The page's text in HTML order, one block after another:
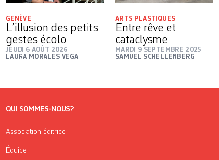
GENÈVE
L’illusion des petits
gestes écolo
JEUDI 6 AOÛT 2026
LAURA MORALES VEGA
ARTS PLASTIQUES
Entre rêve et
cataclysme
MARDI 9 SEPTEMBRE 2025
SAMUEL SCHELLENBERG
QUI SOMMES-NOUS?
Association éditrice
Équipe